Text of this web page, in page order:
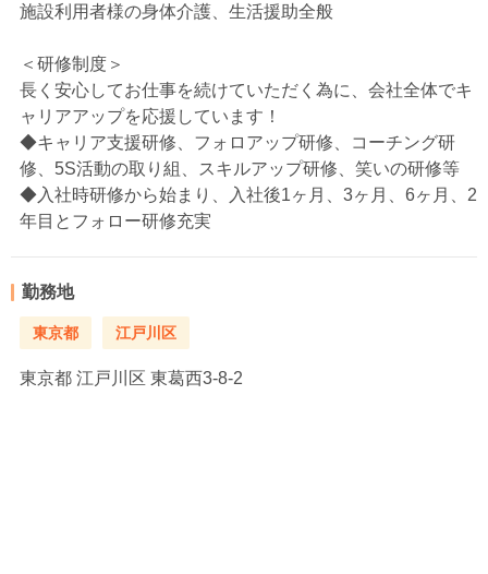
施設利用者様の身体介護、生活援助全般
＜研修制度＞
長く安心してお仕事を続けていただく為に、会社全体でキ
ャリアアップを応援しています！
◆キャリア支援研修、フォロアップ研修、コーチング研
修、5S活動の取り組、スキルアップ研修、笑いの研修等
◆入社時研修から始まり、入社後1ヶ月、3ヶ月、6ヶ月、2
年目とフォロー研修充実
勤務地
東京都 江戸川区
東京都 江戸川区 東葛西3-8-2